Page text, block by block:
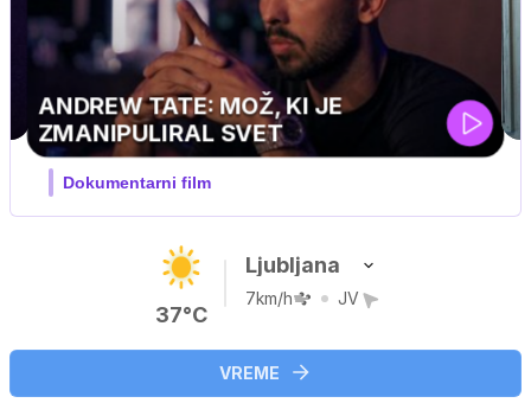
MOJ PRIJATELJ PINGVIN
Film meseca / družinski, pustolovski
37°C
Ljubljana
7km/h JV
VREME